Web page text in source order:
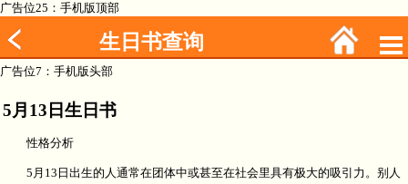
广告位25：手机版顶部
生日书查询
广告位7：手机版头部
5月13日生日书
性格分析
5月13日出生的人通常在团体中或甚至在社会里具有极大的吸引力。别人